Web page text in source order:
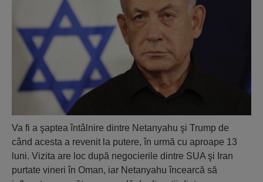
Va fi a şaptea întâlnire dintre Netanyahu şi Trump de
când acesta a revenit la putere, în urmă cu aproape 13
luni. Vizita are loc după negocierile dintre SUA şi Iran
purtate vineri în Oman, iar Netanyahu încearcă să